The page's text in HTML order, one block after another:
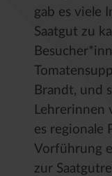
gab es viele
Saatgut zu
Brandt, und
Lehrerinnen
es regionale
Vorführung
zur